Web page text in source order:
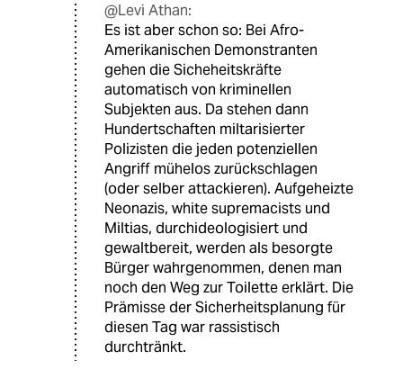
@Levi Athan:
Es ist aber schon so: Bei Afro-
Amerikanischen Demonstranten
gehen die Sicheheitskräfte
automatisch von kriminellen
Subjekten aus. Da stehen dann
Hundertschaften miltarisierter
Polizisten die jeden potenziellen
Angriff mühelos zurückschlagen
(oder selber attackieren). Aufgeheizte
Neonazis, white supremacists und
Miltias, durchideologisiert und
gewaltbereit, werden als besorgte
Bürger wahrgenommen, denen man
noch den Weg zur Toilette erklärt. Die
Prämisse der Sicherheitsplanung für
diesen Tag war rassistisch
durchtränkt.